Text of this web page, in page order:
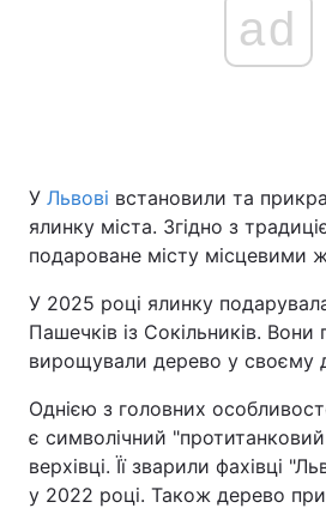
Україна
Спорт
Зброя
Здоров'я
ad
У Львові встановили та
ялинку міста. Згідно з
подароване місту місцевими
У 2025 році ялинку
Пашечків із Сокільників. Вони
вирощували дерево у своєму
Однією з головних
є символічний "протитанковий
верхівці. Її зварили фахівці
у 2022 році. Також дерево